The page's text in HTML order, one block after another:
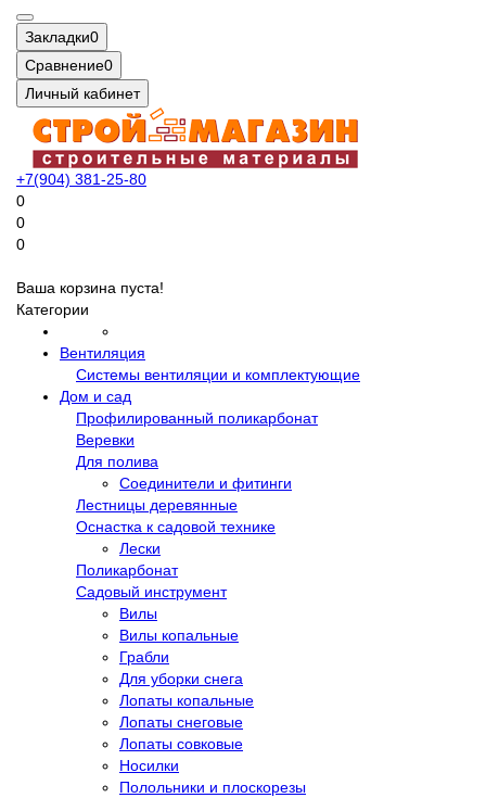
Закладки0
Сравнение0
Личный кабинет
+7(904) 381-25-80
0
0
0
Ваша корзина пуста!
Категории
Вентиляция
Системы вентиляции и комплектующие
Дом и сад
Профилированный поликарбонат
Веревки
Для полива
Соединители и фитинги
Лестницы деревянные
Оснастка к садовой технике
Лески
Поликарбонат
Садовый инструмент
Вилы
Вилы копальные
Грабли
Для уборки снега
Лопаты копальные
Лопаты снеговые
Лопаты совковые
Носилки
Полольники и плоскорезы